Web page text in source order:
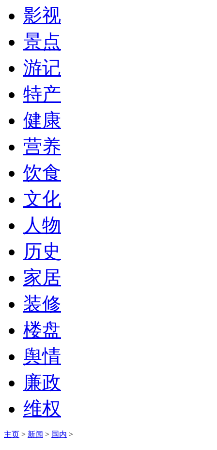
影视
景点
游记
特产
健康
营养
饮食
文化
人物
历史
家居
装修
楼盘
舆情
廉政
维权
主页 > 新闻 > 国内 >